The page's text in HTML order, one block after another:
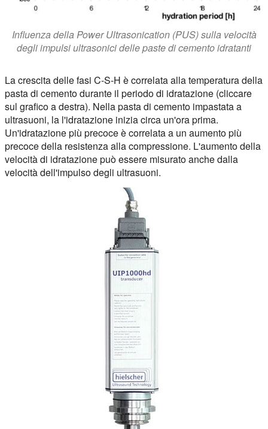
Influenza della Power Ultrasonication (PUS) sulla velocità
degli impulsi ultrasonici delle paste di cemento idratanti
La crescita delle fasi C-S-H è correlata alla temperatura della
pasta di cemento durante il periodo di idratazione (cliccare
sul grafico a destra). Nella pasta di cemento impastata a
ultrasuoni, la l'idratazione inizia circa un'ora prima.
Un'idratazione più precoce è correlata a un aumento più
precoce della resistenza alla compressione. L'aumento della
velocità di idratazione può essere misurato anche dalla
velocità dell'impulso degli ultrasuoni.